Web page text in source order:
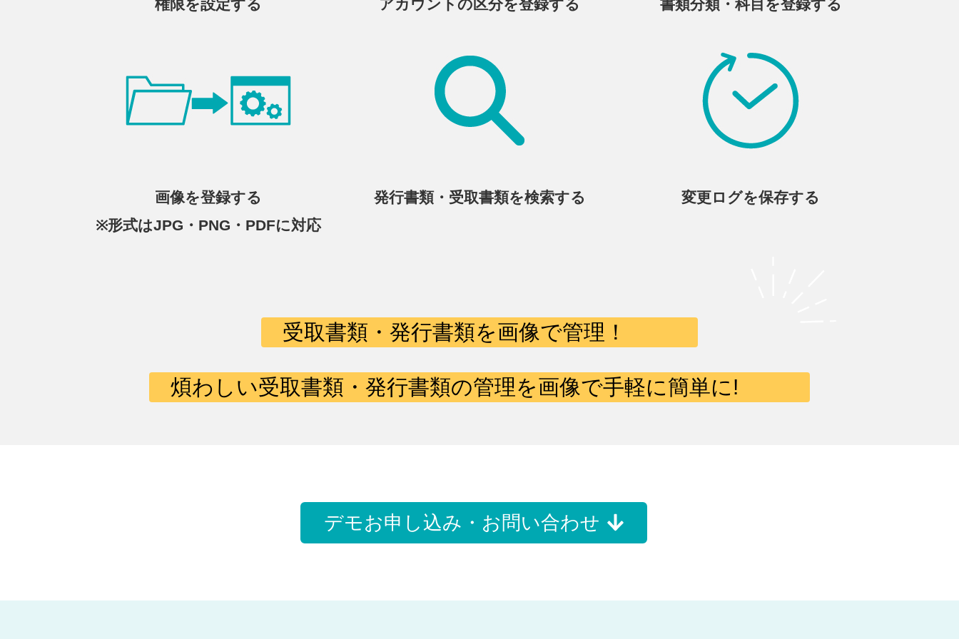
権限を設定する アカウントの区分を登録する 書類分類・科目を登録する
画像を登録する
※形式はJPG・PNG・PDFに対応
発行書類・受取書類を検索する 変更ログを保存する
受取書類・発行書類を画像で管理！
煩わしい受取書類・発行書類の管理を画像で手軽に簡単に!
デモお申し込み・お問い合わせ